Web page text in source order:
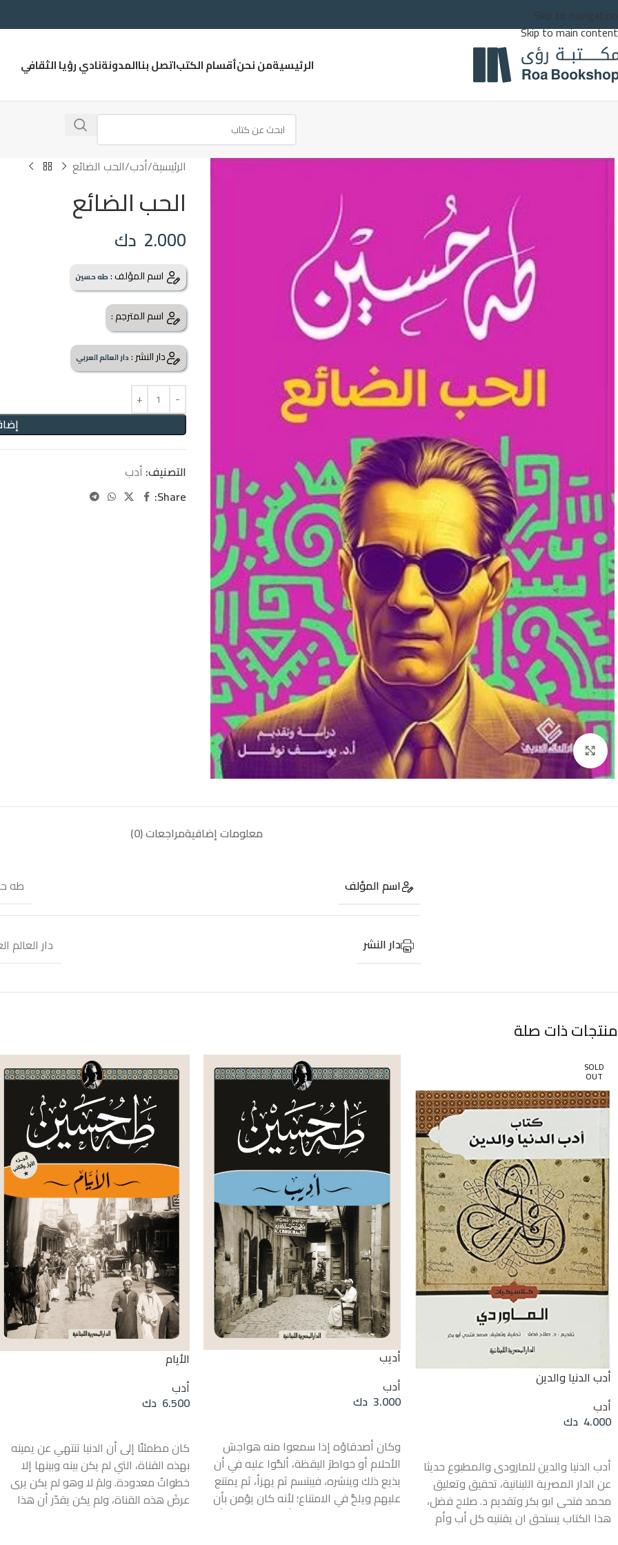
Skip to navigation
Skip to main content
الرئيسيةمن نحنأقسام الكتباتصل بناالمدونةنادي رؤيا الثقافي
Click to enlarge
الرئيسية أدب الحب الضائع
الحب الضائع
2.000 دك
اسم المؤلف :طه حسين
اسم المترجم :
دار النشر :دار العالم العربي
التصنيف: أدب
Share:
معلومات إضافيةمراجعات (0)
اسم المؤلف طه
دار النشر دار العالم
منتجات ذات صلة
SOLD
OUT
أدب الدنيا والدين
أدب
4.000 دك
أدب الدنيا والدين للمارودى والمطبوع حديثا
عن الدار المصرية اللبنانية، تحقيق وتعليق
محمد فتحى ابو بكر وتقديم د. صلاح فضل،
هذا الكتاب يستحق ان يقتنيه كل أب وأم
أديب
أدب
3.000 دك
وكان أصدقاؤه إذا سمعوا منه هواجسَ
الأحلام أو خواطرَ اليقظة، ألحُّوا عليه في أن
يذيع ذلك وينشره، فيبتسم ثم يهزأ، ثم يمتنع
عليهم ويلحُّ في الامتناع؛ لأنه كان يؤمن بأن
ما يكتبه لم يصل بعد إلى أن يكون خليقا بأن
الأيام
أدب
6.500 دك
كان مطمئنًا إلى أن الدنيا تنتهي عن يمينه
بهذه القناة، التي لم يكن بينه وبينها إلا
خطواتٌ معدودة. ولمَ لا وهو لم يكن يرى
عرضَ هذه القناة، ولم يكن يقدّر أن هذا